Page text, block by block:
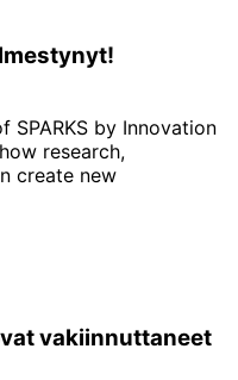
by Innovation
research,
create new
vakiinnuttaneet